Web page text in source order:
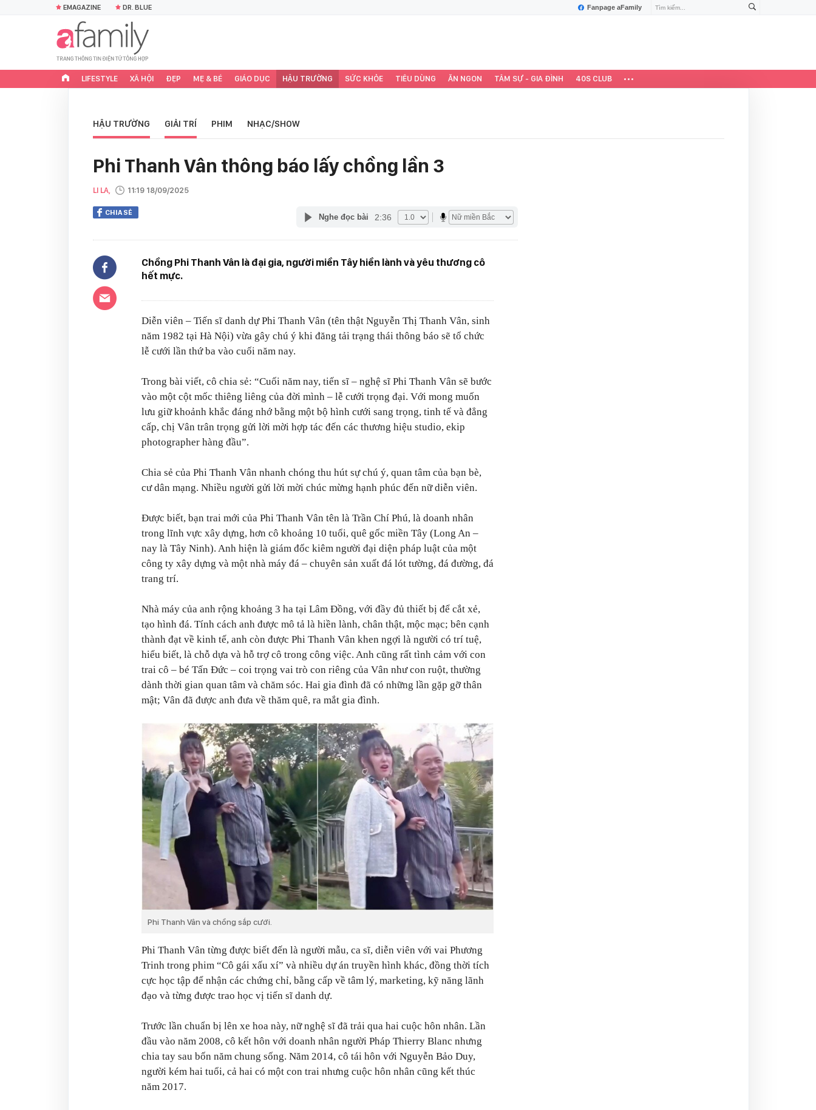
Fanpage aFamily
EMAGAZINE DR. BLUE
LIFESTYLE XÃ HỘI ĐẸP MẸ & BÉ GIÁO DỤC HẬU TRƯỜNG SỨC KHỎE TIÊU DÙNG ĂN NGON TÂM SỰ - GIA ĐÌNH 40S CLUB
HẬU TRƯỜNG GIẢI TRÍ PHIM NHẠC/SHOW
Phi Thanh Vân thông báo lấy chồng lần 3
LI LA, 11:19 18/09/2025
CHIA SẺ Nghe đọc bài 2:36
Chồng Phi Thanh Vân là đại gia, người miền Tây hiền lành và yêu thương cô
hết mực.
Diễn viên – Tiến sĩ danh dự Phi Thanh Vân (tên thật Nguyễn Thị Thanh Vân, sinh
năm 1982 tại Hà Nội) vừa gây chú ý khi đăng tải trạng thái thông báo sẽ tổ chức
lễ cưới lần thứ ba vào cuối năm nay.
Trong bài viết, cô chia sẻ: “Cuối năm nay, tiến sĩ – nghệ sĩ Phi Thanh Vân sẽ bước
vào một cột mốc thiêng liêng của đời mình – lễ cưới trọng đại. Với mong muốn
lưu giữ khoảnh khắc đáng nhớ bằng một bộ hình cưới sang trọng, tinh tế và đẳng
cấp, chị Vân trân trọng gửi lời mời hợp tác đến các thương hiệu studio, ekip
photographer hàng đầu”.
Chia sẻ của Phi Thanh Vân nhanh chóng thu hút sự chú ý, quan tâm của bạn bè,
cư dân mạng. Nhiều người gửi lời mời chúc mừng hạnh phúc đến nữ diễn viên.
Được biết, bạn trai mới của Phi Thanh Vân tên là Trần Chí Phú, là doanh nhân
trong lĩnh vực xây dựng, hơn cô khoảng 10 tuổi, quê gốc miền Tây (Long An –
nay là Tây Ninh). Anh hiện là giám đốc kiêm người đại diện pháp luật của một
công ty xây dựng và một nhà máy đá – chuyên sản xuất đá lót tường, đá đường, đá
trang trí.
Nhà máy của anh rộng khoảng 3 ha tại Lâm Đồng, với đầy đủ thiết bị để cắt xẻ,
tạo hình đá. Tính cách anh được mô tả là hiền lành, chân thật, mộc mạc; bên cạnh
thành đạt về kinh tế, anh còn được Phi Thanh Vân khen ngợi là người có trí tuệ,
hiểu biết, là chỗ dựa và hỗ trợ cô trong công việc. Anh cũng rất tình cảm với con
trai cô – bé Tấn Đức – coi trọng vai trò con riêng của Vân như con ruột, thường
dành thời gian quan tâm và chăm sóc. Hai gia đình đã có những lần gặp gỡ thân
mật; Vân đã được anh đưa về thăm quê, ra mắt gia đình.
Phi Thanh Vân và chồng sắp cưới.
Phi Thanh Vân từng được biết đến là người mẫu, ca sĩ, diễn viên với vai Phương
Trinh trong phim “Cô gái xấu xí” và nhiều dự án truyền hình khác, đồng thời tích
cực học tập để nhận các chứng chỉ, bằng cấp về tâm lý, marketing, kỹ năng lãnh
đạo và từng được trao học vị tiến sĩ danh dự.
Trước lần chuẩn bị lên xe hoa này, nữ nghệ sĩ đã trải qua hai cuộc hôn nhân. Lần
đầu vào năm 2008, cô kết hôn với doanh nhân người Pháp Thierry Blanc nhưng
chia tay sau bốn năm chung sống. Năm 2014, cô tái hôn với Nguyễn Bảo Duy,
người kém hai tuổi, cả hai có một con trai nhưng cuộc hôn nhân cũng kết thúc
năm 2017.